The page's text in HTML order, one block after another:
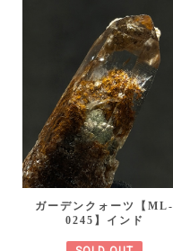
ガーデンクォーツ【ML-
0245】インド